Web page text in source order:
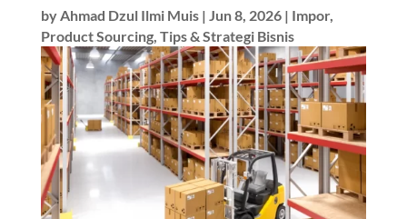
byAhmad Dzul Ilmi Muis| Jun 8, 2026| Impor,
Product Sourcing, Tips & Strategi Bisnis